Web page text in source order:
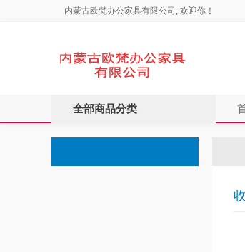
内蒙古欧梵办公家具有限公司, 欢迎你！
全部商品分类